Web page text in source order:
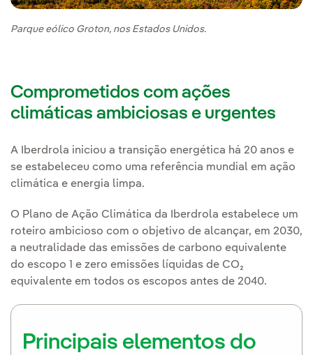
Parque eólico Groton, nos Estados Unidos.
Comprometidos com ações
climáticas ambiciosas e urgentes
A Iberdrola iniciou a transição energética há 20 anos e
se estabeleceu como uma referência mundial em ação
climática e energia limpa.
O Plano de Ação Climática da Iberdrola estabelece um
roteiro ambicioso com o objetivo de alcançar, em 2030,
a neutralidade das emissões de carbono equivalente
do escopo 1 e zero emissões líquidas de CO₂
equivalente em todos os escopos antes de 2040.
Principais elementos do